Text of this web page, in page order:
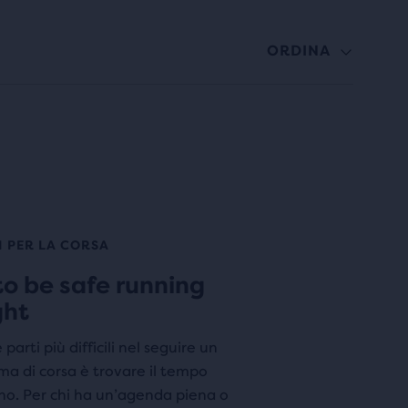
ORDINA
PER LA CORSA
be safe running
parti più difficili nel seguire un
di corsa è trovare il tempo
Per chi ha un’agenda piena o